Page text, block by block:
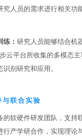
人员的需求进行相关功
练：研究人员能够结合机
云平台所收集的多模态
别研究和应用。
与联合实验
的软硬件研发团队，支持
行产学研合作，实现理论